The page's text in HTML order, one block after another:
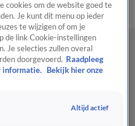
Tip de redactiePanelVideo's
cookies om de website goed te
Je kunt dit menu op ieder
te wijzigen of om je
de link Cookie-instellingen
Je selecties zullen overal
doorgevoerd. Raadpleeg
informatie.
Bekijk hier onze
Altijd actief